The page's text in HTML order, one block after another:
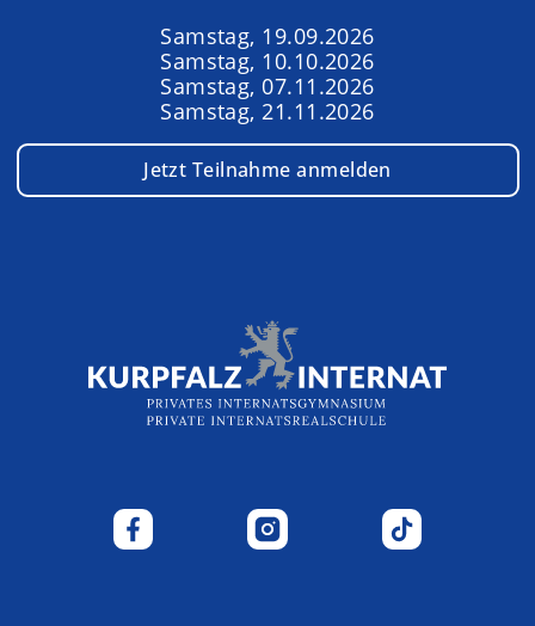
Samstag, 19.09.2026
Samstag, 10.10.2026
Samstag, 07.11.2026
Samstag, 21.11.2026
Jetzt Teilnahme anmelden